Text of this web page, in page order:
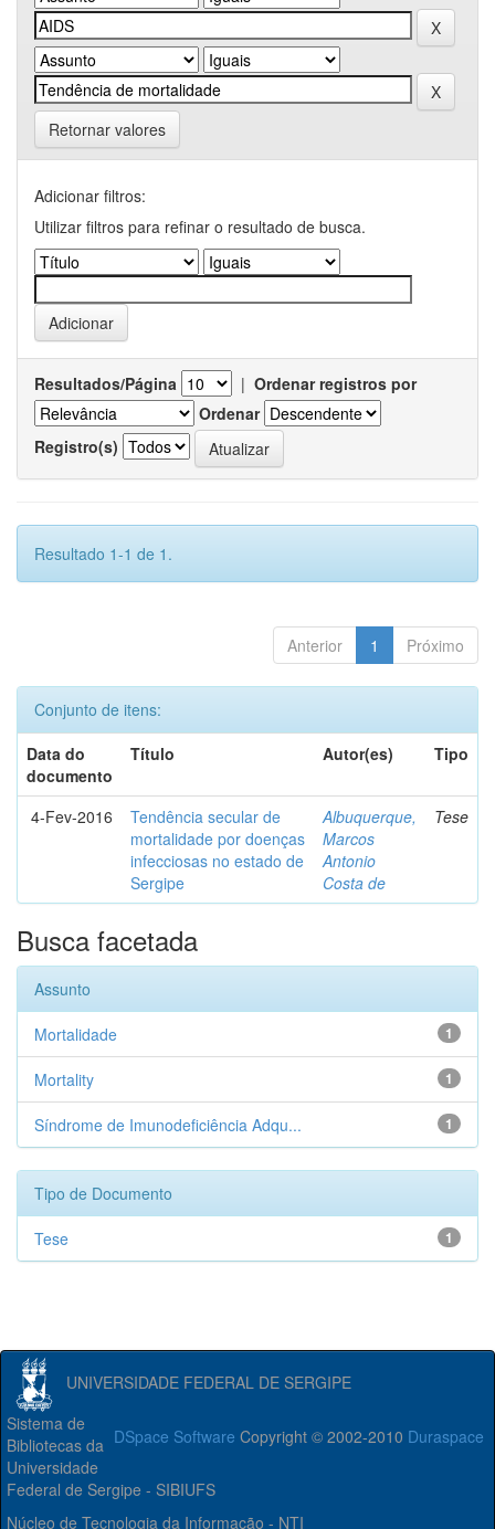
Retornar valores
Adicionar filtros:
Utilizar filtros para refinar o resultado de busca.
Resultados/Página | Ordenar registros por
Ordenar
Registro(s)
Resultado 1-1 de 1.
Anterior 1 Próximo
Conjunto de itens:
Data do
documento
Título Autor(es) Tipo
4-Fev-2016
Tendência secular de
mortalidade por doenças
infecciosas no estado de
Sergipe
Albuquerque,
Marcos
Antonio
Costa de
Tese
Busca facetada
Assunto
1
Mortalidade
1
Mortality
1
Síndrome de Imunodeficiência Adqu...
Tipo de Documento
1
Tese
UNIVERSIDADE FEDERAL DE SERGIPE
DSpace Software Copyright © 2002-2010 Duraspace
Sistema de
Bibliotecas da
Universidade
Federal de Sergipe - SIBIUFS
Núcleo de Tecnologia da Informação - NTI